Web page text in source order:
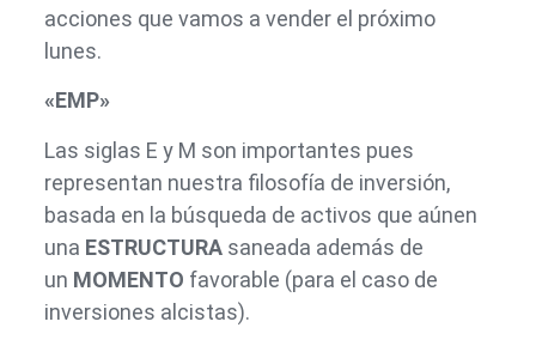
acciones que vamos a vender el próximo
lunes.
«EMP»
Las siglas E y M son importantes pues
representan nuestra filosofía de inversión,
basada en la búsqueda de activos que aúnen
una ESTRUCTURAsaneada además de
un MOMENTO favorable (para el caso de
inversiones alcistas).